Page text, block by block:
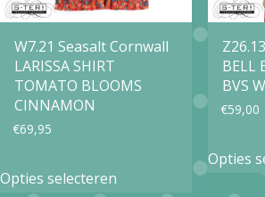
worden
op
productpagina
W7.21 Seasalt Cornwall
LARISSA SHIRT
TOMATO BLOOMS
CINNAMON
€69,95
Opties selecteren
product
BELL
BVS
€59,00
Opties